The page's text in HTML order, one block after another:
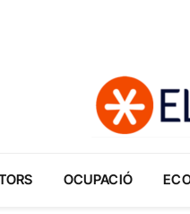
OCUPACIÓ